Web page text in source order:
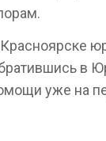
в
уже на